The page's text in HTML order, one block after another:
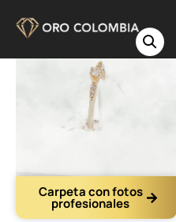
Carpeta con fotos
profesionales